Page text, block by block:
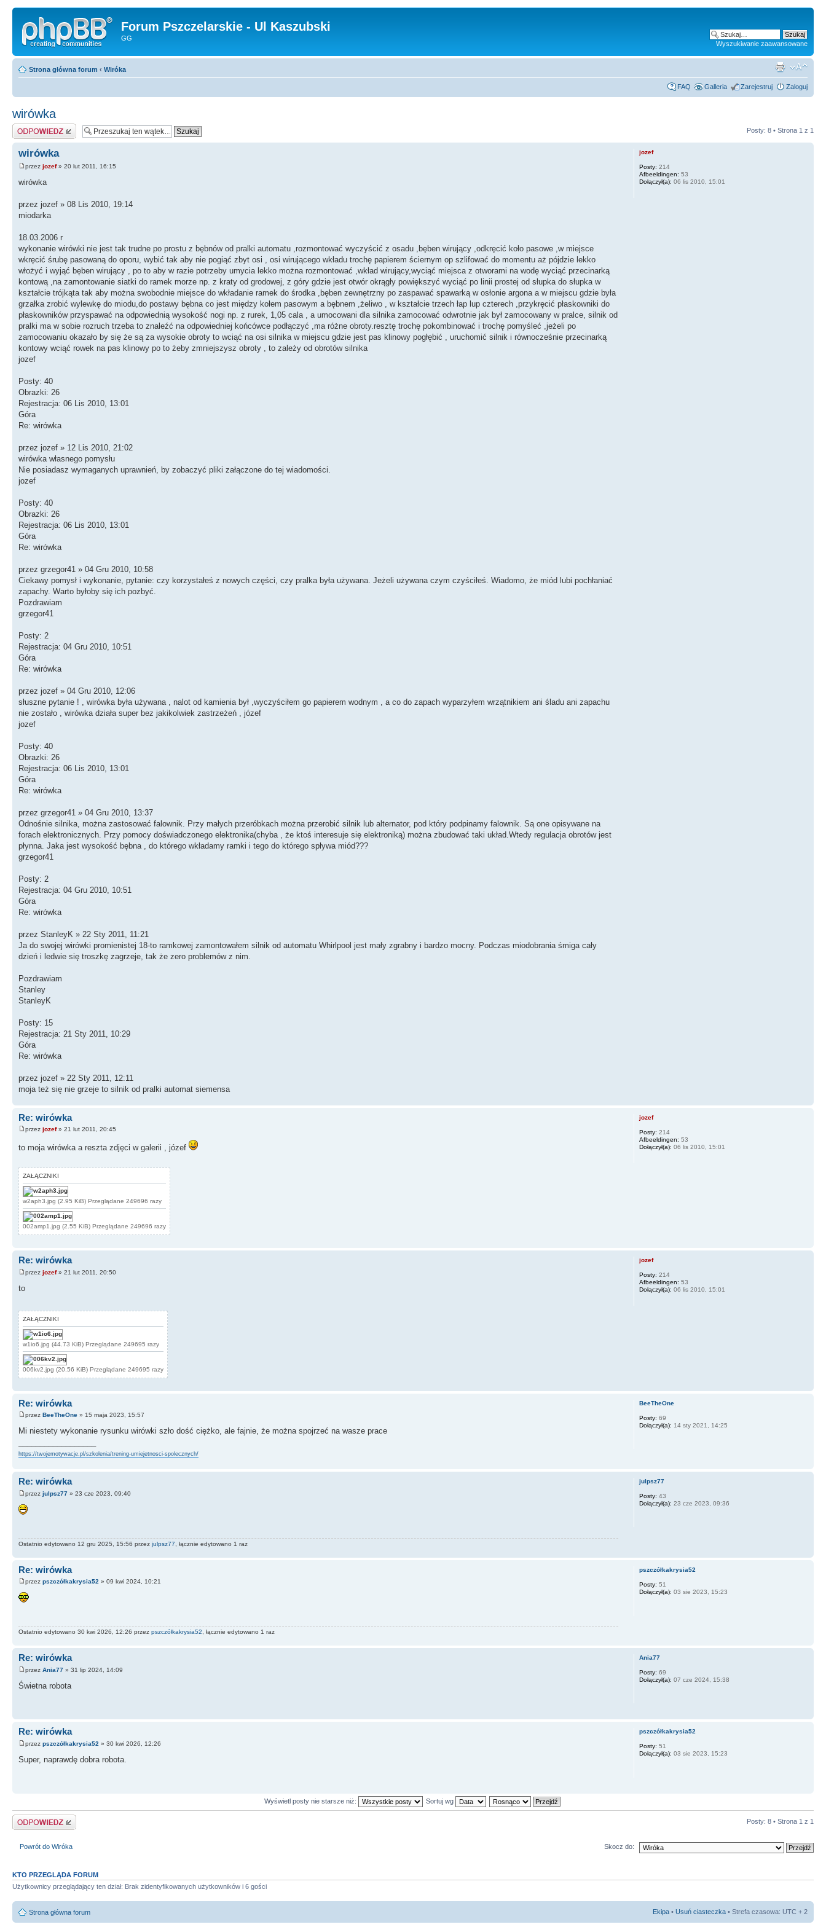
Forum Pszczelarskie - Ul Kaszubski
GG
Wyszukiwanie zaawansowane
Strona główna forum ‹ Wiróka
FAQ Galleria Zarejestruj Zaloguj
wirówka
Odpowiedz Posty: 8 • Strona 1 z 1
wirówka
przez jozef» 20 lut 2011, 16:15
wirówka
przez jozef » 08 Lis 2010, 19:14
miodarka
18.03.2006 r
wykonanie wirówki nie jest tak trudne po prostu z bębnów od pralki automatu ,rozmontować wyczyścić z osadu ,bęben wirujący ,odkręcić koło pasowe ,w miejsce
wkręcić śrubę pasowaną do oporu, wybić tak aby nie pogiąć zbyt osi , osi wirującego wkładu trochę papierem ściernym op szlifować do momentu aż pójdzie lekko
włożyć i wyjąć bęben wirujący , po to aby w razie potrzeby umycia lekko można rozmontować ,wkład wirujący,wyciąć miejsca z otworami na wodę wyciąć przecinarką
kontową ,na zamontowanie siatki do ramek morze np. z kraty od grodowej, z góry gdzie jest otwór okrągły powiększyć wyciąć po linii prostej od słupka do słupka w
kształcie trójkąta tak aby można swobodnie miejsce do wkładanie ramek do środka ,bęben zewnętrzny po zaspawać spawarką w osłonie argona a w miejscu gdzie była
grzałka zrobić wylewkę do miodu,do postawy bębna co jest między kołem pasowym a bębnem ,żeliwo , w kształcie trzech łap lup czterech ,przykręcić płaskowniki do
płaskowników przyspawać na odpowiednią wysokość nogi np. z rurek, 1,05 cala , a umocowani dla silnika zamocować odwrotnie jak był zamocowany w pralce, silnik od
pralki ma w sobie rozruch trzeba to znaleźć na odpowiedniej końcówce podłączyć ,ma różne obroty.resztę trochę pokombinować i trochę pomyśleć ,jeżeli po
zamocowaniu okazało by się że są za wysokie obroty to wciąć na osi silnika w miejscu gdzie jest pas klinowy pogłębić , uruchomić silnik i równocześnie przecinarką
kontowy wciąć rowek na pas klinowy po to żeby zmniejszysz obroty , to zależy od obrotów silnika
jozef
Posty: 40
Obrazki: 26
Rejestracja: 06 Lis 2010, 13:01
Góra
Re: wirówka
przez jozef » 12 Lis 2010, 21:02
wirówka własnego pomysłu
Nie posiadasz wymaganych uprawnień, by zobaczyć pliki załączone do tej wiadomości.
jozef
Posty: 40
Obrazki: 26
Rejestracja: 06 Lis 2010, 13:01
Góra
Re: wirówka
przez grzegor41 » 04 Gru 2010, 10:58
Ciekawy pomysł i wykonanie, pytanie: czy korzystałeś z nowych części, czy pralka była używana. Jeżeli używana czym czyściłeś. Wiadomo, że miód lubi pochłaniać
zapachy. Warto byłoby się ich pozbyć.
Pozdrawiam
grzegor41
Posty: 2
Rejestracja: 04 Gru 2010, 10:51
Góra
Re: wirówka
przez jozef » 04 Gru 2010, 12:06
słuszne pytanie ! , wirówka była używana , nalot od kamienia był ,wyczyściłem go papierem wodnym , a co do zapach wyparzyłem wrzątnikiem ani śladu ani zapachu
nie zostało , wirówka działa super bez jakikolwiek zastrzeżeń , józef
jozef
Posty: 40
Obrazki: 26
Rejestracja: 06 Lis 2010, 13:01
Góra
Re: wirówka
przez grzegor41 » 04 Gru 2010, 13:37
Odnośnie silnika, można zastosować falownik. Przy małych przeróbkach można przerobić silnik lub alternator, pod który podpinamy falownik. Są one opisywane na
forach elektronicznych. Przy pomocy doświadczonego elektronika(chyba , że ktoś interesuje się elektroniką) można zbudować taki układ.Wtedy regulacja obrotów jest
płynna. Jaka jest wysokość bębna , do którego wkładamy ramki i tego do którego spływa miód???
grzegor41
Posty: 2
Rejestracja: 04 Gru 2010, 10:51
Góra
Re: wirówka
przez StanleyK » 22 Sty 2011, 11:21
Ja do swojej wirówki promienistej 18-to ramkowej zamontowałem silnik od automatu Whirlpool jest mały zgrabny i bardzo mocny. Podczas miodobrania śmiga cały
dzień i ledwie się troszkę zagrzeje, tak że zero problemów z nim.
Pozdrawiam
Stanley
StanleyK
Posty: 15
Rejestracja: 21 Sty 2011, 10:29
Góra
Re: wirówka
przez jozef » 22 Sty 2011, 12:11
moja też się nie grzeje to silnik od pralki automat siemensa
jozef
Posty: 214
Afbeeldingen: 53
Dołączył(a): 06 lis 2010, 15:01
Re: wirówka
przez jozef» 21 lut 2011, 20:45
to moja wirówka a reszta zdjęci w galerii , józef
ZAŁĄCZNIKI
w2aph3.jpg (2.95 KiB) Przeglądane 249696 razy
002amp1.jpg (2.55 KiB) Przeglądane 249696 razy
jozef
Posty: 214
Afbeeldingen: 53
Dołączył(a): 06 lis 2010, 15:01
Re: wirówka
przez jozef» 21 lut 2011, 20:50
to
ZAŁĄCZNIKI
w1io6.jpg (44.73 KiB) Przeglądane 249695 razy
006kv2.jpg (20.56 KiB) Przeglądane 249695 razy
jozef
Posty: 214
Afbeeldingen: 53
Dołączył(a): 06 lis 2010, 15:01
Re: wirówka
przez BeeTheOne » 15 maja 2023, 15:57
Mi niestety wykonanie rysunku wirówki szło dość ciężko, ale fajnie, że można spojrzeć na wasze prace
https://twojemotywacje.pl/szkolenia/trening-umiejetnosci-spolecznych/
BeeTheOne
Posty: 69
Dołączył(a): 14 sty 2021, 14:25
Re: wirówka
przez julpsz77 » 23 cze 2023, 09:40
Ostatnio edytowano 12 gru 2025, 15:56 przez julpsz77 , łącznie edytowano 1 raz
julpsz77
Posty: 43
Dołączył(a): 23 cze 2023, 09:36
Re: wirówka
przez pszczółkakrysia52 » 09 kwi 2024, 10:21
Ostatnio edytowano 30 kwi 2026, 12:26 przez pszczółkakrysia52 , łącznie edytowano 1 raz
pszczółkakrysia52
Posty: 51
Dołączył(a): 03 sie 2023, 15:23
Re: wirówka
przez Ania77 » 31 lip 2024, 14:09
Świetna robota
Ania77
Posty: 69
Dołączył(a): 07 cze 2024, 15:38
Re: wirówka
przez pszczółkakrysia52 » 30 kwi 2026, 12:26
Super, naprawdę dobra robota.
pszczółkakrysia52
Posty: 51
Dołączył(a): 03 sie 2023, 15:23
Wyświetl posty nie starsze niż: Sortuj wg
Odpowiedz Posty: 8 • Strona 1 z 1
Powrót do Wiróka Skocz do:
KTO PRZEGLĄDA FORUM
Użytkownicy przeglądający ten dział: Brak zidentyfikowanych użytkowników i 6 gości
Strona główna forum Ekipa • Usuń ciasteczka • Strefa czasowa: UTC + 2